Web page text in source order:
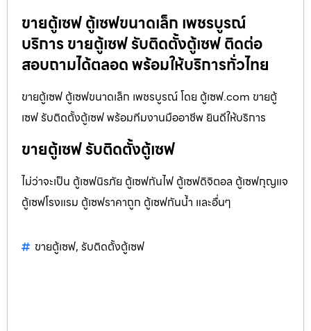
ขายตู้เซฟ ตู้เซฟขนาดเล็ก เพชรบูรณ์
บริการ ขายตู้เซฟ รับติดตั้งตู้เซฟ ติดต่อ
สอบถามได้ตลอด พร้อมให้บริการทั่วไทย
ขายตู้เซฟ ตู้เซฟขนาดเล็ก เพชรบูรณ์ โดย ตู้เซฟ.com ขายตู้
เซฟ รับติดตั้งตู้เซฟ พร้อมทีมงานมืออาชีพ ยินดีให้บริการ
ขายตู้เซฟ รับติดตั้งตู้เซฟ
ไม่ว่าจะเป็น ตู้เซฟนิรภัย ตู้เซฟกันไฟ ตู้เซฟดิจิตอล ตู้เซฟกุญแจ
ตู้เซฟโรงแรม ตู้เซฟราคาถูก ตู้เซฟกันน้ำ และอื่นๆ
ขายตู้เซฟ, รับติดตั้งตู้เซฟ